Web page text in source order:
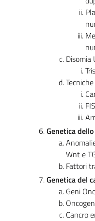
Disomia
Genetica
Wnt e
Fattori
Genetica del
Geni
Cancro